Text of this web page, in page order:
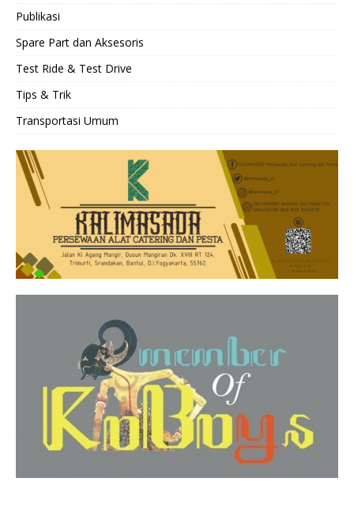
Publikasi
Spare Part dan Aksesoris
Test Ride & Test Drive
Tips & Trik
Transportasi Umum